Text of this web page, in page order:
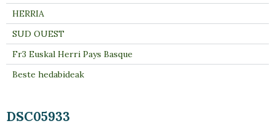
DSC05933
HERRIA
SUD OUEST
Fr3 Euskal Herri Pays Basque
Beste hedabideak